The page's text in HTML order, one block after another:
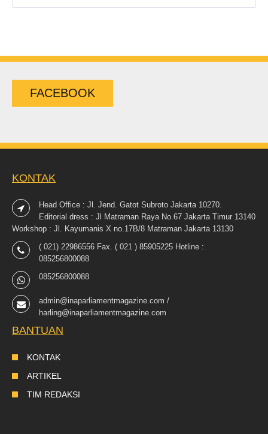
FACEBOOK
KONTAK
Head Office : Jl. Jend. Gatot Subroto Jakarta 10270.
Editorial dress : Jl Matraman Raya No.67 Jakarta Timur 13140
Workshop : Jl. Kayumanis X no.17B/8 Matraman Jakarta 13130
( 021) 22986556 Fax. ( 021 ) 85905225 Hotline :
085256800088
085256800088
admin@inaparliamentmagazine.com /
harling@inaparliamentmagazine.com
BANTUAN
KONTAK
ARTIKEL
TIM REDAKSI